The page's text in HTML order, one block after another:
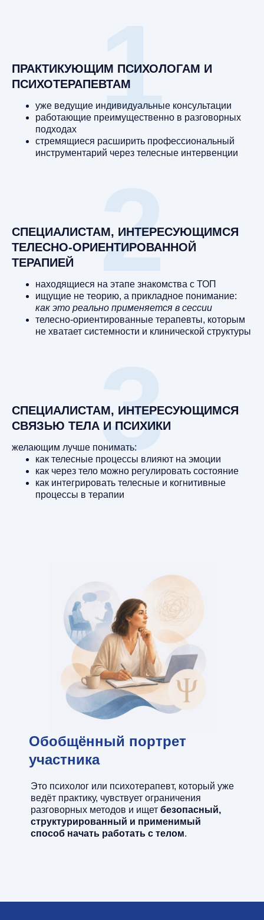
ПРАКТИКУЮЩИМ ПСИХОЛОГАМ И
ПСИХОТЕРАПЕВТАМ
уже ведущие индивидуальные консультации
работающие преимущественно в разговорных
подходах
стремящиеся расширить профессиональный
инструментарий через телесные интервенции
1
СПЕЦИАЛИСТАМ, ИНТЕРЕСУЮЩИМСЯ
ТЕЛЕСНО-ОРИЕНТИРОВАННОЙ
ТЕРАПИЕЙ
находящиеся на этапе знакомства с ТОП
ищущие не теорию, а прикладное понимание:
как это реально применяется в сессии
телесно-ориентированные терапевты, которым
не хватает системности и клинической структуры
2
СПЕЦИАЛИСТАМ, ИНТЕРЕСУЮЩИМСЯ
СВЯЗЬЮ ТЕЛА И ПСИХИКИ
желающим лучше понимать:
как телесные процессы влияют на эмоции
как через тело можно регулировать состояние
как интегрировать телесные и когнитивные
процессы в терапии
3
Это психолог или психотерапевт, который уже
ведёт практику, чувствует ограничения
разговорных методов и ищет безопасный,
структурированный и применимый
способ начать работать с телом.
Обобщённый портрет
участника